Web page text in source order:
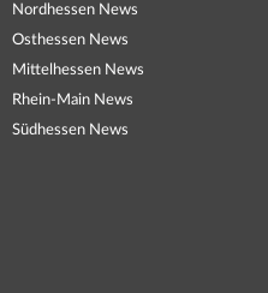
Nordhessen News
Osthessen News
Mittelhessen News
Rhein-Main News
Südhessen News